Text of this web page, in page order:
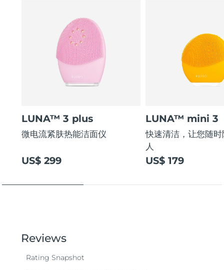
LUNA™ 3 plus
微电流紧肤热能洁面仪
US$ 299
LUNA™ mini 3
快速清洁，让您随
人
US$ 179